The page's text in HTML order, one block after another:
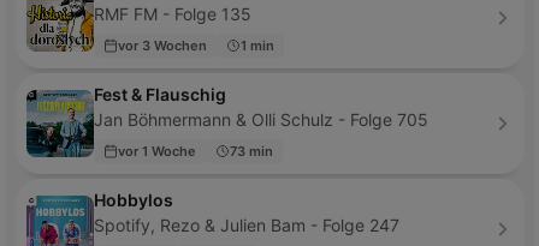
RMF FM - Folge 135
vor 3 Wochen 1 min
Fest & Flauschig
Jan Böhmermann & Olli Schulz - Folge 705
vor 1 Woche 73 min
Hobbylos
Spotify, Rezo & Julien Bam - Folge 247